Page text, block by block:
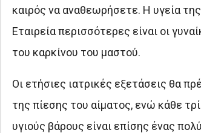
καιρός να αναθεωρήσετε. Η υγεία
Εταιρεία περισσότερες είναι οι
του καρκίνου του μαστού.
Οι ετήσιες ιατρικές εξετάσεις θα
της πίεσης του αίματος, ενώ κάθε
υγιούς βάρους είναι επίσης ένας